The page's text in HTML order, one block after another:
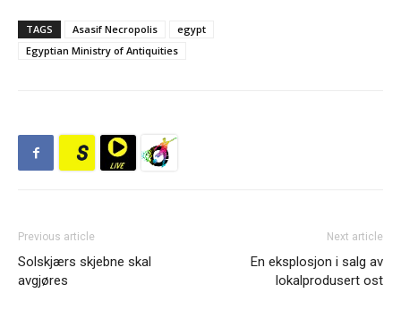
TAGS Asasif Necropolis
egypt
Egyptian Ministry of Antiquities
Previous article
Solskjærs skjebne skal
avgjøres
Next article
En eksplosjon i salg av
lokalprodusert ost